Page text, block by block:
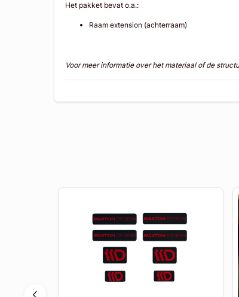
Het pakket bevat o.a.:
Raam extension (achterraam)
Voor meer informatie over het materiaal of de